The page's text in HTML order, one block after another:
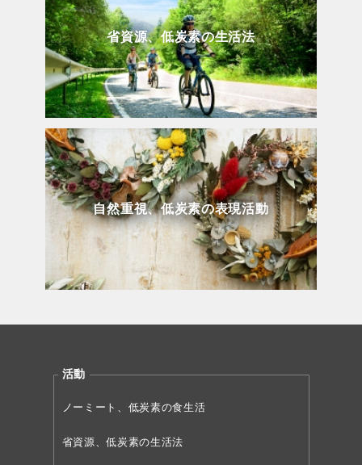
省資源、低炭素の生活法
自然重視、低炭素の表現活動
活動
ノーミート、低炭素の食生活
省資源、低炭素の生活法